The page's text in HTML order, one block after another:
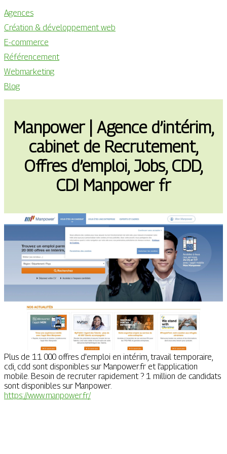
Agences
Création & développement web
E-commerce
Référencement
Webmarketing
Blog
Manpower | Agence d’intérim,
cabinet de Recrutement,
Offres d’emploi, Jobs, CDD,
CDI Manpower fr
Plus de 11 000 offres d'emploi en intérim, travail temporaire,
cdi, cdd sont disponibles sur Manpower.fr et l'application
mobile. Besoin de recruter rapidement ? 1 million de candidats
sont disponibles sur Manpower.
https://www.manpower.fr/